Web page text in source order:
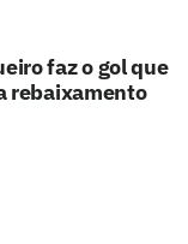
faz o gol que
rebaixamento